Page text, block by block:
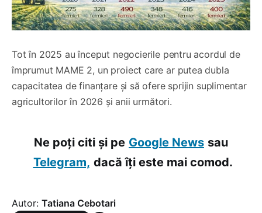
Tot în 2025 au început negocierile pentru acordul de
împrumut MAME 2, un proiect care ar putea dubla
capacitatea de finanțare și să ofere sprijin suplimentar
agricultorilor în 2026 și anii următori.
Ne poți citi și pe Google News sau
Telegram, dacă îți este mai comod.
Autor: Tatiana Cebotari